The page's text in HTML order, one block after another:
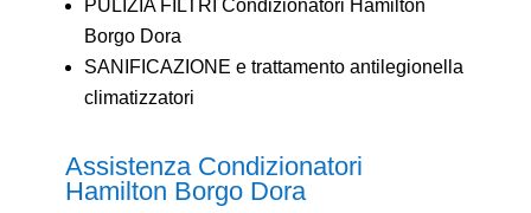
PULIZIA FILTRI Condizionatori Hamilton
Borgo Dora
SANIFICAZIONE e trattamento antilegionella
climatizzatori
Assistenza Condizionatori
Hamilton Borgo Dora